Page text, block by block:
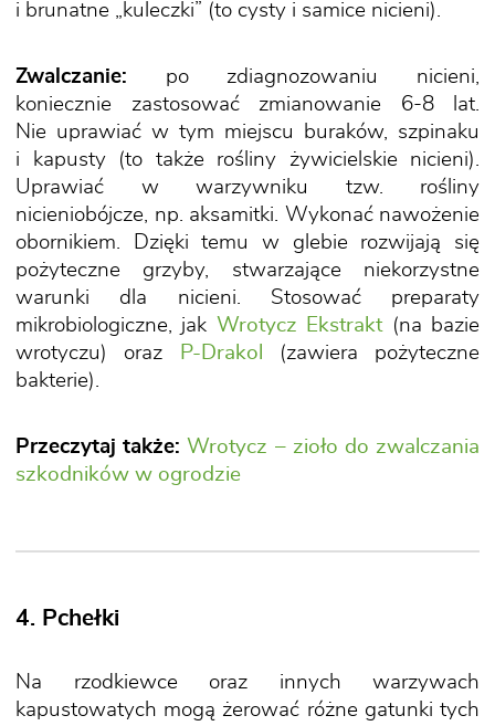
i brunatne „kuleczki” (to cysty i samice nicieni).
Zwalczanie: po zdiagnozowaniu nicieni,
koniecznie zastosować zmianowanie 6-8 lat.
Nie uprawiać w tym miejscu buraków, szpinaku
i kapusty (to także rośliny żywicielskie nicieni).
Uprawiać w warzywniku tzw. rośliny
nicieniobójcze, np. aksamitki. Wykonać nawożenie
obornikiem. Dzięki temu w glebie rozwijają się
pożyteczne grzyby, stwarzające niekorzystne
warunki dla nicieni. Stosować preparaty
mikrobiologiczne, jak Wrotycz Ekstrakt(na bazie
wrotyczu) oraz
P-Drakol
(zawiera pożyteczne
bakterie).
Przeczytaj także: Wrotycz – zioło do zwalczania
szkodników w ogrodzie
4. Pchełki
Na rzodkiewce oraz innych warzywach
kapustowatych mogą żerować różne gatunki tych